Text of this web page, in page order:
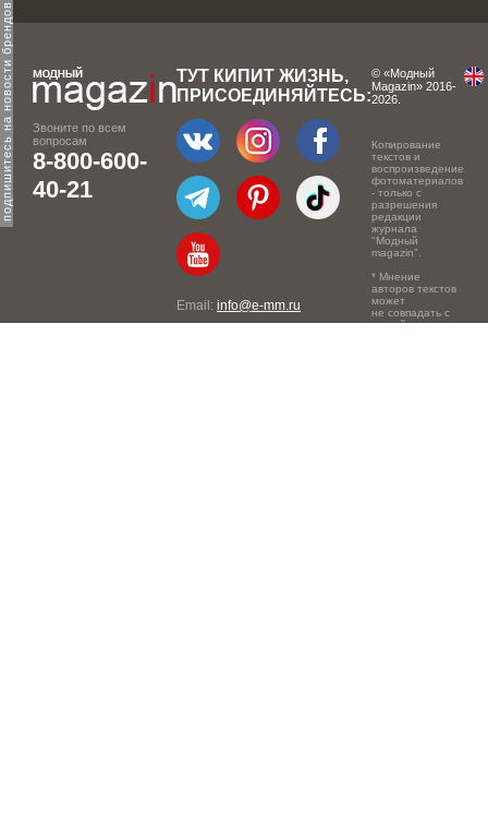
подпишитесь на новости брендов
Звоните по всем
вопросам
8-800-600-
40-21
ТУТ КИПИТ ЖИЗНЬ,
ПРИСОЕДИНЯЙТЕСЬ:
Email: info@e-mm.ru
© «Модный
Magazin» 2016-
2026.
Копирование
текстов и
воспроизведение
фотоматериалов
- только с
разрешения
редакции
журнала
"Модный
magazin".
* Мнение
авторов текстов
может
не совпадать с
точкой зрения